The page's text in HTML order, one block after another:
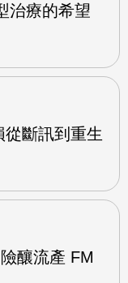
治療的希望
斷訊到重生
釀流產 FM